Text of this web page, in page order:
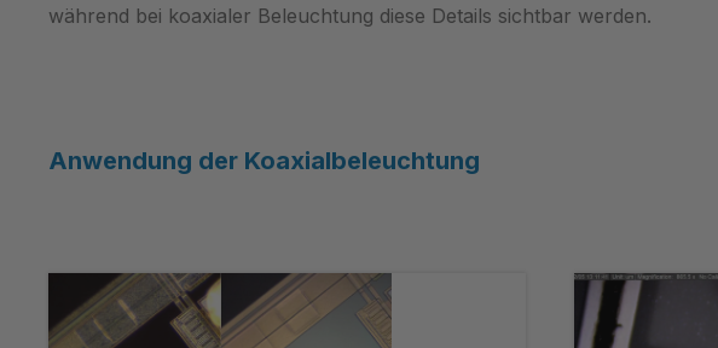
während bei koaxialer Beleuchtung diese Details sichtbar werden.
Anwendung der Koaxialbeleuchtung